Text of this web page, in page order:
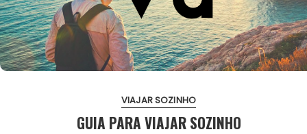
VIAJAR SOZINHO
GUIA PARA VIAJAR SOZINHO